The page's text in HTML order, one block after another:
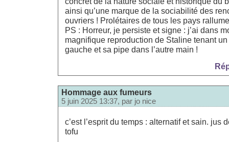
ainsi qu’une marque de la sociabilité des
ouvriers ! Prolétaires de tous les pays
PS : Horreur, je persiste et signe : j’ai dans
magnifique reproduction de Staline tenant
gauche et sa pipe dans l’autre main !
Hommage aux fumeurs
5 juin 2025 13:37, par jo nice
c’est l’esprit du temps : alternatif et sain. jus
tofu